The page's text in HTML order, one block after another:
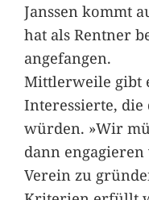
Janssen kommt
hat als Rentner
angefangen.
Mittlerweile gibt
Interessierte,
würden. »Wir
dann
Verein zu